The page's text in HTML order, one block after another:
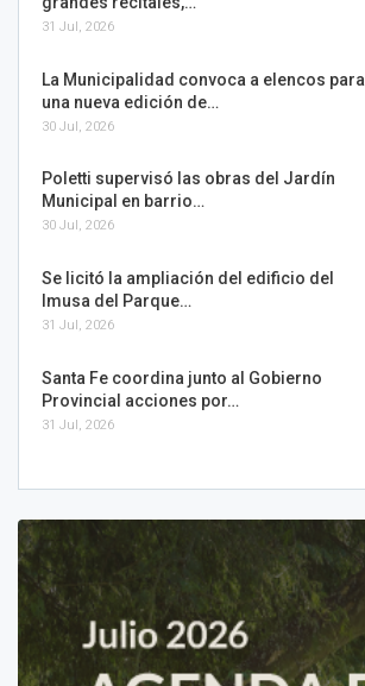
31 Jul, 2026
La Municipalidad convoca a elencos para
una nueva edición de…
30 Jul, 2026
Poletti supervisó las obras del Jardín
Municipal en barrio…
30 Jul, 2026
Se licitó la ampliación del edificio del
Imusa del Parque…
31 Jul, 2026
Santa Fe coordina junto al Gobierno
Provincial acciones por…
31 Jul, 2026